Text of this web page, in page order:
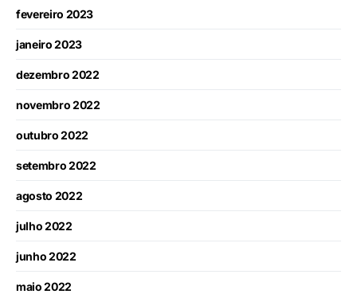
fevereiro 2023
janeiro 2023
dezembro 2022
novembro 2022
outubro 2022
setembro 2022
agosto 2022
julho 2022
junho 2022
maio 2022